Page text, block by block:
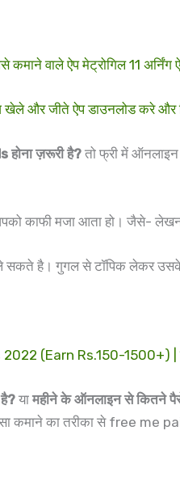
वाले ऐप मेट्रोगिल 11
और जीते ऐप डाउनलोड करे
होना ज़रूरी है? तो फ्री में
मजा आता हो। जैसे- लेखन,
सकते है। गुगल से टॉपिक लेकर
(Earn Rs.150-1500+) |
या महीने के ऑनलाइन से कितने
कमाने का तरीका से free